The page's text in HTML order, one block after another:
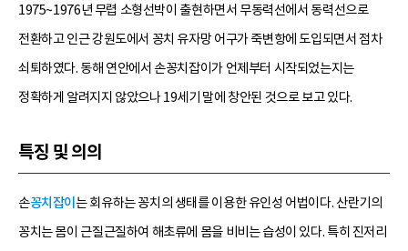
1975~1976년 무렵 소형선박이 출현하면서 무동력선에서 동력선으로
전환하고 인근 강원도에서 꽁치 유자망 어구가 죽변항에 도입되면서 점차
쇠퇴하였다. 동해 연안에서 손꽁치잡이가 언제부터 시작되었는지는
정확하게 알려지지 않았으나 19세기 말에 창안된 것으로 보고 있다.
특징 및 의의
손꽁치잡이 는 회유하는 꽁치의 생태를 이용한 유인성 어법이다. 산란기의
꽁치는 몸이 근질근질하여 해초류에 몸을 비비는 습성이 있다. 특히 진저리